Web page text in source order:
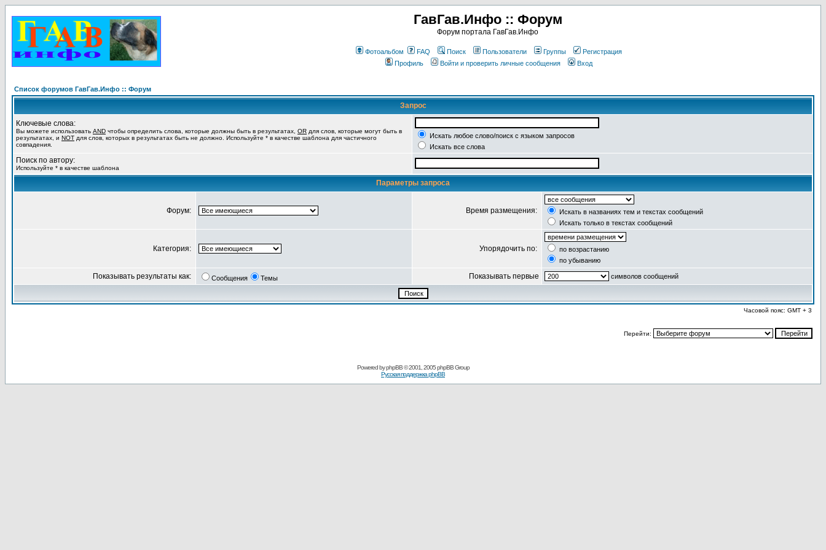
ГавГав.Инфо :: Форум
Форум портала ГавГав.Инфо
Фотоальбом FAQ Поиск Пользователи Группы
Регистрация
Профиль
Войти и проверить личные сообщения Вход
Список форумов ГавГав.Инфо :: Форум
Запрос
Ключевые слова:
Вы можете использовать AND чтобы определить слова, которые должны быть в результатах, OR для слов, которые могут быть в
результатах, и NOT для слов, которых в результатах быть не должно. Используйте * в качестве шаблона для частичного
совпадения.
Искать любое слово/поиск с языком запросов
Искать все слова
Поиск по автору:
Используйте * в качестве шаблона
Параметры запроса
Форум: Время размещения:
Искать в названиях тем и текстах сообщений
Искать только в текстах сообщений
Категория: Упорядочить по:
по возрастанию
по убыванию
Показывать результаты как: Сообщения Темы Показывать первые символов сообщений
Часовой пояс: GMT + 3
Перейти:
Powered byphpBB© 2001, 2005 phpBB Group
Русская поддержка phpBB